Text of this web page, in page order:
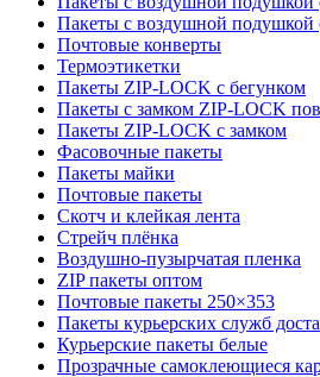
Пакеты с воздушной подушкой
Почтовые конверты
Термоэтикетки
Пакеты ZIP-LOCK с бегунком
Пакеты с замком ZIP-LOCK
Пакеты ZIP-LOCK с замком
Фасовочные пакеты
Пакеты майки
Почтовые пакеты
Скотч и клейкая лента
Стрейч плёнка
Воздушно-пузырчатая пленка
ZIP пакеты оптом
Почтовые пакеты 250×353
Пакеты курьерских служб
Курьерские пакеты белые
Прозрачные самоклеющиеся